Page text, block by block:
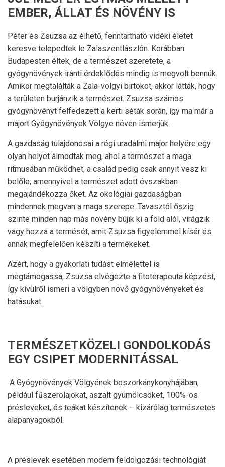
EMBER, ÁLLAT ÉS NÖVÉNY IS
Péter és Zsuzsa az élhető, fenntartható vidéki életet
keresve telepedtek le Zalaszentlászlón. Korábban
Budapesten éltek, de a természet szeretete, a
gyógynövények iránti érdeklődés mindig is megvolt bennük.
Amikor megtalálták a Zala-völgyi birtokot, akkor látták, hogy
a területen burjánzik a természet. Zsuzsa számos
gyógynövényt felfedezett a kerti séták során, így ma már a
majort Gyógynövények Völgye néven ismerjük.
A gazdaság tulajdonosai a régi uradalmi major helyére egy
olyan helyet álmodtak meg, ahol a természet a maga
ritmusában működhet, a család pedig csak annyit vesz ki
belőle, amennyivel a természet adott évszakban
megajándékozza őket. Az ökológiai gazdaságban
mindennek megvan a maga szerepe. Tavasztól őszig
szinte minden nap más növény bújik ki a föld alól, virágzik
vagy hozza a termését, amit Zsuzsa figyelemmel kísér és
annak megfelelően készíti a termékeket.
Azért, hogy a gyakorlati tudást elmélettel is
megtámogassa, Zsuzsa elvégezte a fitoterapeuta képzést,
így kívülről ismeri a völgyben növő gyógynövényeket és
hatásukat.
TERMÉSZETKÖZELI GONDOLKODÁS
EGY CSIPET MODERNITÁSSAL
A Gyógynövények Völgyének boszorkánykonyhájában,
például fűszerolajokat, aszalt gyümölcsöket, 100%-os
présleveket, és teákat készítenek – kizárólag természetes
alapanyagokból.
A préslevek esetében modern feldolgozási technológiát